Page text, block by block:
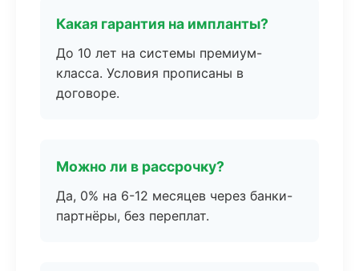
Какая гарантия на импланты?
До 10 лет на системы премиум-
класса. Условия прописаны в
договоре.
Можно ли в рассрочку?
Да, 0% на 6-12 месяцев через банки-
партнёры, без переплат.